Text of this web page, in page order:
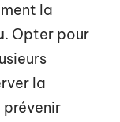
la
. Opter pour
la